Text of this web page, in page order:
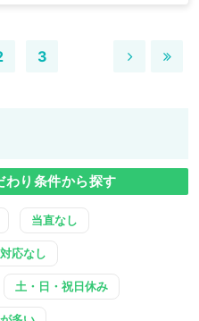
3
わり条件から探す
当直なし
応なし
土・日・祝日休み